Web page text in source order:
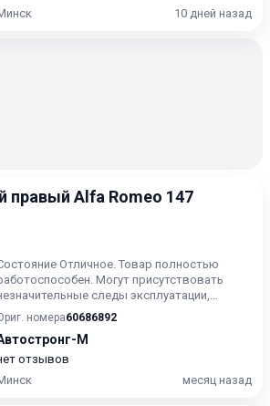
10 дней назад
правый Alfa Romeo 147
Отличное. Товар полностью
Могут присутствовать
следы эксплуатации,
на лакокрасочном покрыт...
номера60686892
М
отзывов
месяц назад